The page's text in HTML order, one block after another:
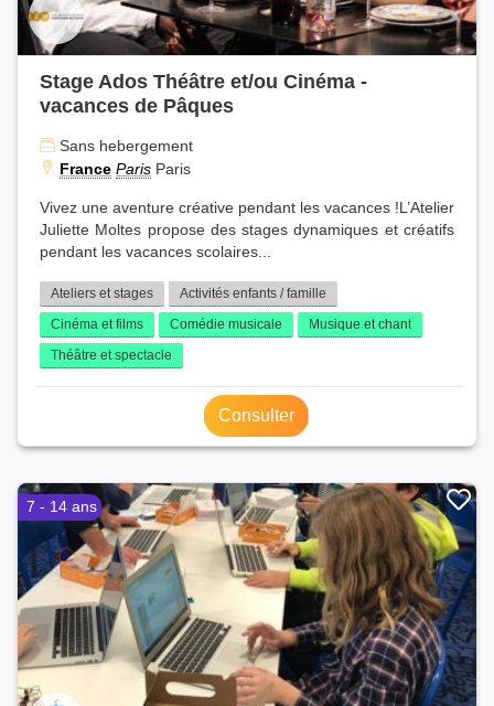
Stage Ados Théâtre et/ou Cinéma -
vacances de Pâques
Sans hebergement
France Paris Paris
Vivez une aventure créative pendant les vacances !L’Atelier
Juliette Moltes propose des stages dynamiques et créatifs
pendant les vacances scolaires...
Ateliers et stages
Activités enfants / famille
Cinéma et films
Comédie musicale
Musique et chant
Théâtre et spectacle
Consulter
7 - 14 ans